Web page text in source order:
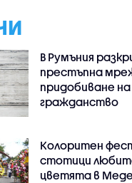
В Румъния
престъпна
придобиване
гражданство
Колоритен
стотици
цветята в